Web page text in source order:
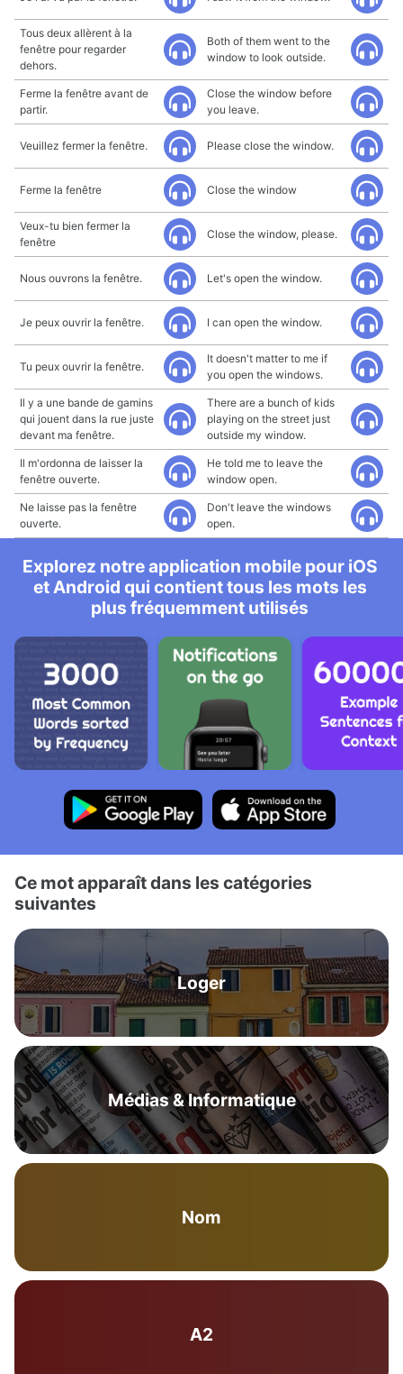
Tous deux allèrent à la
fenêtre pour regarder
dehors.
Both of them went to the
window to look outside.
Ferme la fenêtre avant de
partir.
Close the window before
you leave.
Veuillez fermer la fenêtre. Please close the window.
Ferme la fenêtre Close the window
Veux-tu bien fermer la
fenêtre
Close the window, please.
Nous ouvrons la fenêtre. Let's open the window.
Je peux ouvrir la fenêtre. I can open the window.
Tu peux ouvrir la fenêtre.
It doesn't matter to me if
you open the windows.
Il y a une bande de gamins
qui jouent dans la rue juste
devant ma fenêtre.
There are a bunch of kids
playing on the street just
outside my window.
Il m'ordonna de laisser la
fenêtre ouverte.
He told me to leave the
window open.
Ne laisse pas la fenêtre
ouverte.
Don't leave the windows
open.
Explorez notre application mobile pour iOS
et Android qui contient tous les mots les
plus fréquemment utilisés
Ce mot apparaît dans les catégories
suivantes
Loger
Médias & Informatique
Nom
A2